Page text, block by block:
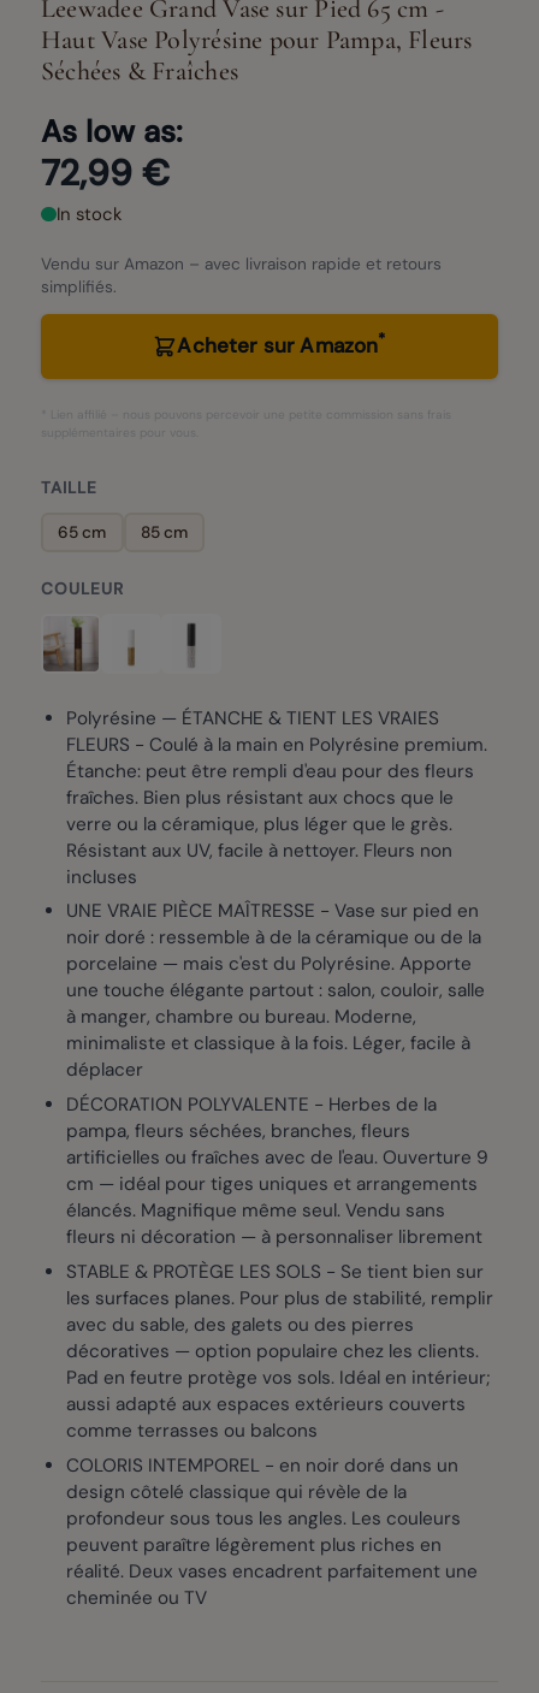
Leewadee Grand Vase sur Pied 65 cm -
Haut Vase Polyrésine pour Pampa, Fleurs
Séchées & Fraîches
As low as:
72,99 €
In stock
Vendu sur Amazon – avec livraison rapide et retours
simplifiés.
Acheter sur Amazon*
* Lien affilié – nous pouvons percevoir une petite commission sans frais
supplémentaires pour vous.
TAILLE
65 cm 85 cm
COULEUR
Polyrésine — ÉTANCHE & TIENT LES VRAIES
FLEURS - Coulé à la main en Polyrésine premium.
Étanche: peut être rempli d'eau pour des fleurs
fraîches. Bien plus résistant aux chocs que le
verre ou la céramique, plus léger que le grès.
Résistant aux UV, facile à nettoyer. Fleurs non
incluses
UNE VRAIE PIÈCE MAÎTRESSE - Vase sur pied en
noir doré : ressemble à de la céramique ou de la
porcelaine — mais c'est du Polyrésine. Apporte
une touche élégante partout : salon, couloir, salle
à manger, chambre ou bureau. Moderne,
minimaliste et classique à la fois. Léger, facile à
déplacer
DÉCORATION POLYVALENTE - Herbes de la
pampa, fleurs séchées, branches, fleurs
artificielles ou fraîches avec de l'eau. Ouverture 9
cm — idéal pour tiges uniques et arrangements
élancés. Magnifique même seul. Vendu sans
fleurs ni décoration — à personnaliser librement
STABLE & PROTÈGE LES SOLS - Se tient bien sur
les surfaces planes. Pour plus de stabilité, remplir
avec du sable, des galets ou des pierres
décoratives — option populaire chez les clients.
Pad en feutre protège vos sols. Idéal en intérieur;
aussi adapté aux espaces extérieurs couverts
comme terrasses ou balcons
COLORIS INTEMPOREL - en noir doré dans un
design côtelé classique qui révèle de la
profondeur sous tous les angles. Les couleurs
peuvent paraître légèrement plus riches en
réalité. Deux vases encadrent parfaitement une
cheminée ou TV